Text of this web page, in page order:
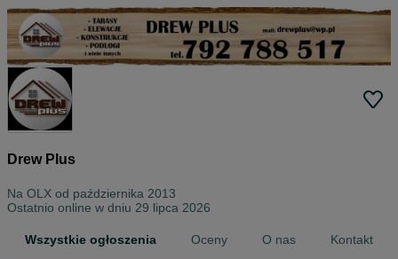
Drew Plus
Na OLX od października 2013
Ostatnio online w dniu 29 lipca 2026
Wszystkie ogłoszenia Oceny O nas Kontakt